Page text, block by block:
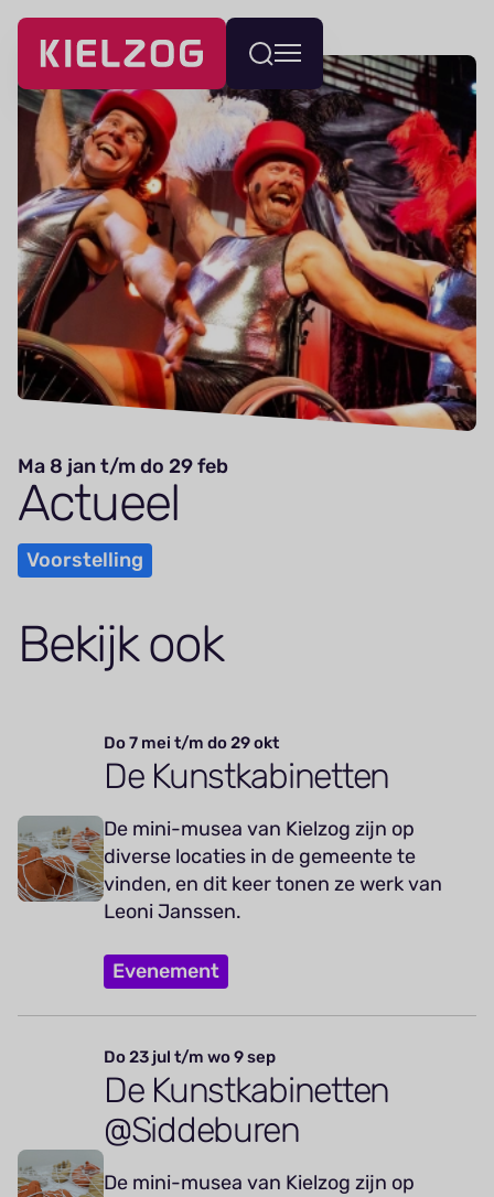
Navigatie
overslaan
Wissel
menu
Ma 8 jan t/m do 29 feb
Actueel
Voorstelling
Bekijk ook
Do 7 mei t/m do 29 okt
De Kunstkabinetten
De mini-musea van Kielzog zijn op
diverse locaties in de gemeente te
vinden, en dit keer tonen ze werk van
Leoni Janssen.
Evenement
Do 23 jul t/m wo 9 sep
De Kunstkabinetten
@Siddeburen
De mini-musea van Kielzog zijn op